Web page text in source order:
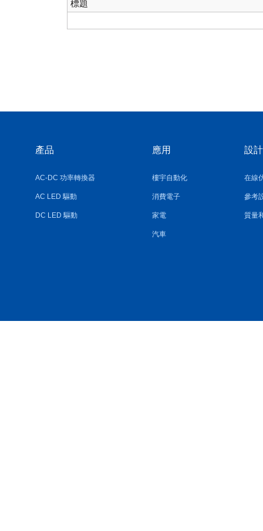
標題
產品
AC-DC 功率轉換器
AC LED 驅動
DC LED 驅動
應用
樓宇自動化
消費電子
家電
汽車
設
在線
參考
質量